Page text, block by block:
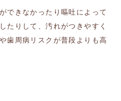
できなかったり嘔吐によって
たりして、汚れがつきやすく
歯周病リスクが普段よりも高